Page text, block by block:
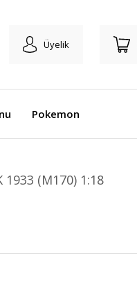
Üyelik
Pokemon
1933 (M170) 1:18